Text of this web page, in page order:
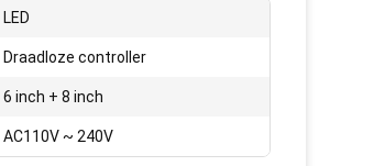
LED
Draadloze controller
6 inch + 8 inch
AC110V ~ 240V